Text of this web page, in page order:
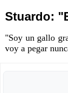
Stuardo:
"Soy un gallo
voy a pegar